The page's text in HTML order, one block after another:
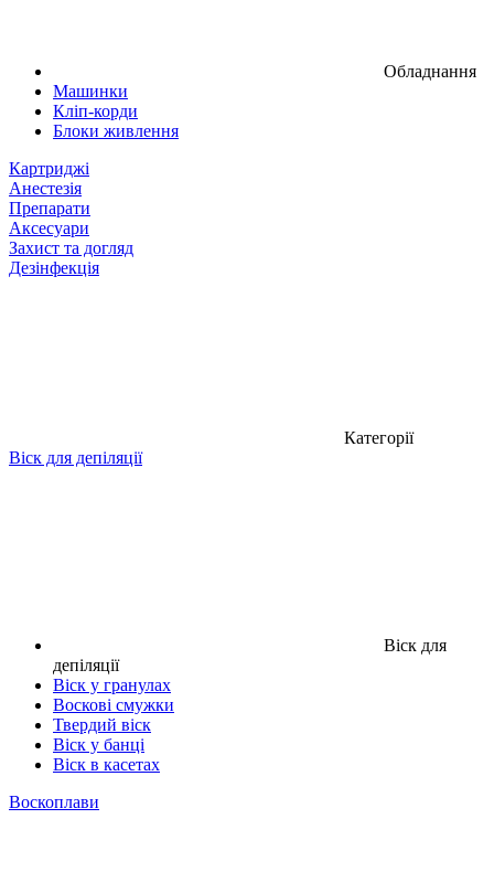
Обладнання
Машинки
Кліп-корди
Блоки живлення
Картриджі
Анестезія
Препарати
Аксесуари
Захист та догляд
Дезінфекція
Категорії
Віск для депіляції
Віск для
депіляції
Віск у гранулах
Воскові смужки
Твердий віск
Віск у банці
Віск в касетах
Воскоплави